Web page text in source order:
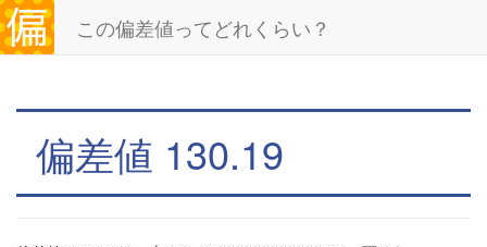
この偏差値ってどれくらい？
偏差値 130.19